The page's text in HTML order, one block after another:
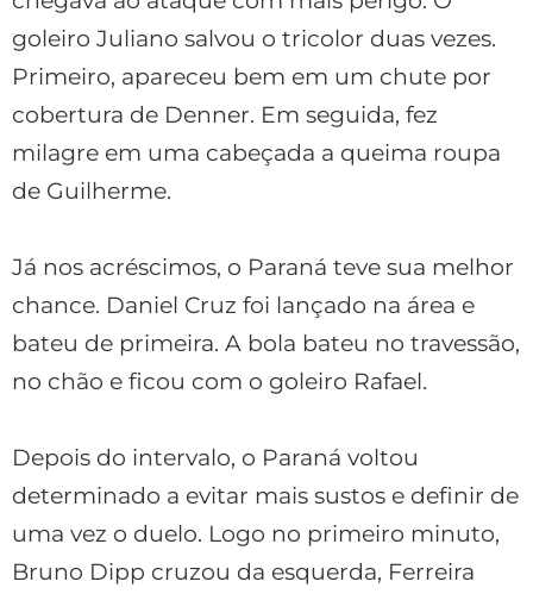
goleiro Juliano salvou o tricolor duas vezes.
Primeiro, apareceu bem em um chute por
cobertura de Denner. Em seguida, fez
milagre em uma cabeçada a queima roupa
de Guilherme.
Já nos acréscimos, o Paraná teve sua melhor
chance. Daniel Cruz foi lançado na área e
bateu de primeira. A bola bateu no travessão,
no chão e ficou com o goleiro Rafael.
Depois do intervalo, o Paraná voltou
determinado a evitar mais sustos e definir de
uma vez o duelo. Logo no primeiro minuto,
Bruno Dipp cruzou da esquerda, Ferreira